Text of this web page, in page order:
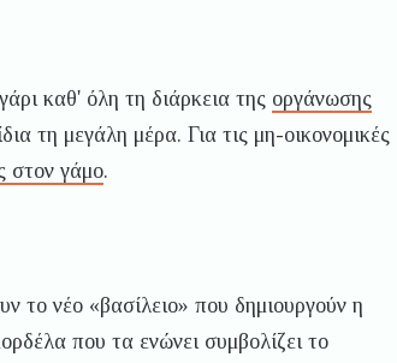
καθ' όλη τη διάρκεια της οργάνωσης
τη μεγάλη μέρα. Για τις μη-οικονομικές
στον γάμο.
το νέο «βασίλειο» που δημιουργούν η
που τα ενώνει συμβολίζει το